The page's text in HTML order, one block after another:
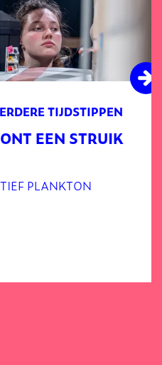
EEN STRUIK
PLANKTON
TIJDSTIPPEN